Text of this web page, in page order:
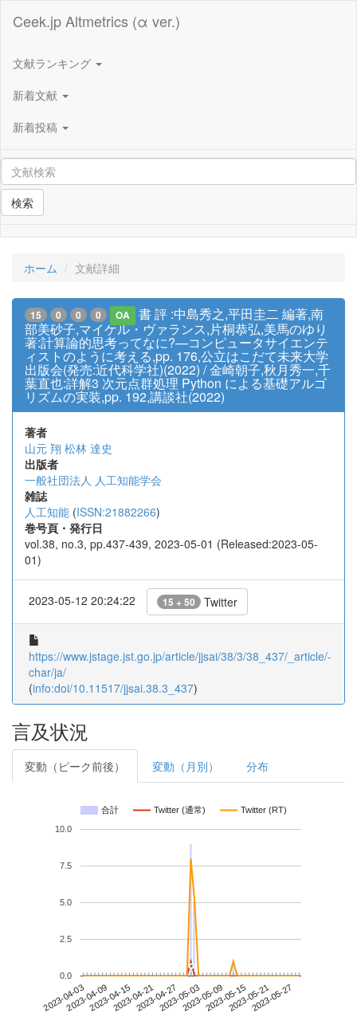
Ceek.jp Altmetrics (α ver.)
文献ランキング
新着文献
新着投稿
検索
ホーム 文献詳細
15 0 0 0 OA
書 評 :中島秀之,平田圭二 編著,南
部美砂子,マイケル・ヴァランス,片桐恭弘,美馬のゆり
著:計算論的思考ってなに?—コンピュータサイエンテ
ィストのように考える,pp. 176,公立はこだて未来大学
出版会(発売:近代科学社)(2022) / 金崎朝子,秋月秀一,千
葉直也:詳解3 次元点群処理 Python による基礎アルゴ
リズムの実装,pp. 192,講談社(2022)
著者
山元 翔 松林 達史
出版者
一般社団法人 人工知能学会
雑誌
人工知能 (ISSN:21882266)
巻号頁・発行日
vol.38, no.3, pp.437-439, 2023-05-01 (Released:2023-05-
01)
2023-05-12 20:24:22 15 + 50 Twitter
https://www.jstage.jst.go.jp/article/jjsai/38/3/38_437/_article/-
char/ja/
(info:doi/10.11517/jjsai.38.3_437)
言及状況
変動（ピーク前後） 変動（月別） 分布
合計 Twitter (通常) Twitter (RT)
2023-04-032023-04-092023-04-152023-04-212023-04-272023-05-032023-05-092023-05-152023-05-212023-05-27
0.0
2.5
5.0
7.5
10.0
*
*